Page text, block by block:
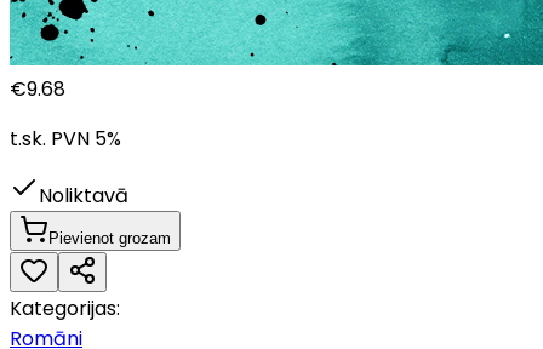
€9.68
t.sk. PVN 5%
Noliktavā
Pievienot grozam
Kategorijas:
Romāni